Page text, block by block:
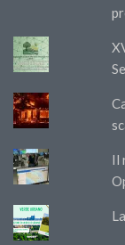
Il